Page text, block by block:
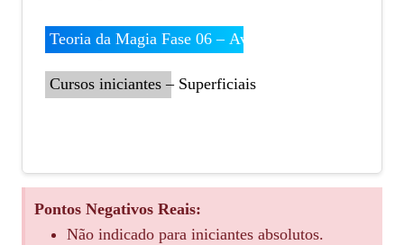
Teoria da Magia Fase 06 – Avançado
Cursos iniciantes – Superficiais
Pontos Negativos Reais:
Não indicado para iniciantes absolutos.